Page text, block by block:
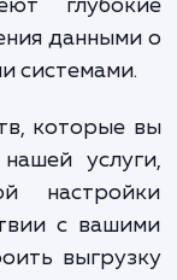
систему
работ,
и
эти